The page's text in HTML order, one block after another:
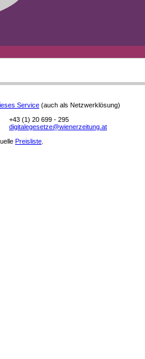
Service (auch als Netzwerklösung)
+43 (1) 20 699 - 295
digitalegesetze@wienerzeitung.at
Preisliste